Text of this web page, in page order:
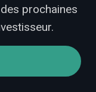
prochaines